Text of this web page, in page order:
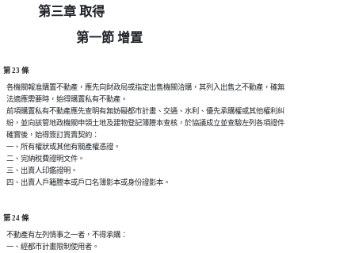
第三章 取得
第一節 增置
第 23 條
  各機關報准購置不動產，應先向財政局或指定出售機關洽購，其列入出售之不動產，確無
  法適應需要時，始得購置私有不動產。
  前項購置私有不動產應先查明有無妨礙都市計畫、交通、水利、優先承購權或其他權利糾
  紛，並向該管地政機關申領土地及建物登記簿謄本查核，於協議成立並查驗左列各項證件
  確實後，始得簽訂買賣契約：
  一、所有權狀或其他有關產權憑證。
  二、完納稅費證明文件。
  三、出賣人印鑑證明。
第 24 條
  不動產有左列情事之一者，不得承購：
  一、經都市計畫限制使用者。